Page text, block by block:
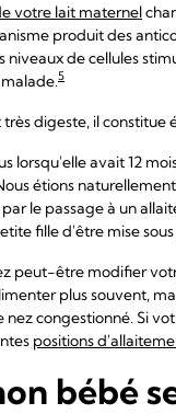
votre lait maternel
produit des
niveaux de cellules
5
digeste, il
lorsqu'elle avait 12
étions
le passage à un
fille d'être mise
peut-être modifier
plus souvent,
nez congestionné. Si
positions
bébé